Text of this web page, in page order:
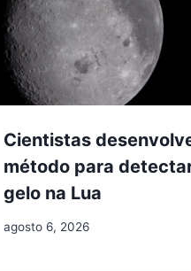
Cientistas
método para
gelo na Lua
agosto 6, 2026